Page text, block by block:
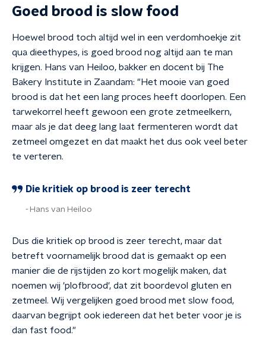
Goed brood is slow food
Hoewel brood toch altijd wel in een verdomhoekje zit
qua dieethypes, is goed brood nog altijd aan te man
krijgen. Hans van Heiloo, bakker en docent bij The
Bakery Institute in Zaandam: "Het mooie van goed
brood is dat het een lang proces heeft doorlopen. Een
tarwekorrel heeft gewoon een grote zetmeelkern,
maar als je dat deeg lang laat fermenteren wordt dat
zetmeel omgezet en dat maakt het dus ook veel beter
te verteren.
Die kritiek op brood is zeer terecht
Hans van Heiloo
Dus die kritiek op brood is zeer terecht, maar dat
betreft voornamelijk brood dat is gemaakt op een
manier die de rijstijden zo kort mogelijk maken, dat
noemen wij 'plofbrood', dat zit boordevol gluten en
zetmeel. Wij vergelijken goed brood met slow food,
daarvan begrijpt ook iedereen dat het beter voor je is
dan fast food."